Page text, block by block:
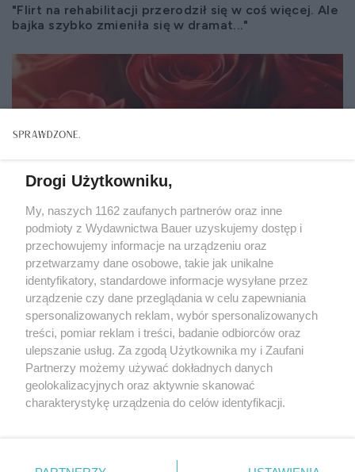
"Flirt na rehabilitacji przerodził się w coś więcej. Ale
bajka szybko zmieniła się w dramat..."
ZWIERZENIA
"Nigdy nie zapomniałam siedmiu czerwonych róż
od Jurka. Byłam już wdową, gdy znowu je od niego
dostałam..."
KONTAKT REKLAMA
Drogi Użytkowniku,
My, naszych 1162 zaufanych partnerów oraz inne
podmioty z Wydawnictwa Bauer uzyskujemy dostęp i
przechowujemy informacje na urządzeniu oraz
przetwarzamy dane osobowe, takie jak unikalne
identyfikatory, standardowe informacje wysyłane przez
urządzenie czy dane przeglądania w celu zapewniania
spersonalizowanych reklam, wybór spersonalizowanych
treści, pomiar reklam i treści, badanie odbiorców oraz
ulepszanie usług. Za zgodą Użytkownika my i Zaufani
Partnerzy możemy używać dokładnych danych
geolokalizacyjnych oraz aktywnie skanować
charakterystykę urządzenia do celów identyfikacji.